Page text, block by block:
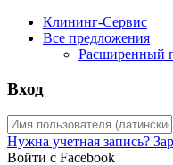
Клининг-Сервис
Все предложения
Расширенный
Вход
Нужна учетная запись?
Войти с Facebook